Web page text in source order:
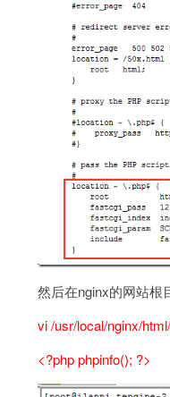
然后在nginx的网站根
vi /usr/local/nginx/
<?php phpinfo(); ?>